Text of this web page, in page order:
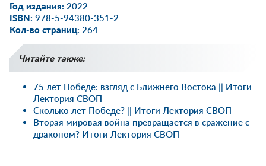
Год издания: 2022
ISBN: 978-5-94380-351-2
Кол-во страниц: 264
Читайте также:
75 лет Победе: взгляд с Ближнего Востока || Итоги
Лектория СВОП
Сколько лет Победе? || Итоги Лектория СВОП
Вторая мировая война превращается в сражение с
драконом? Итоги Лектория СВОП